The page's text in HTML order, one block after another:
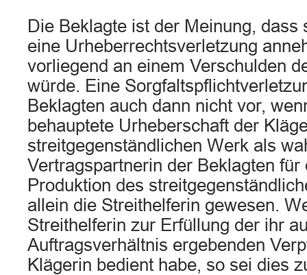
Die Beklagte ist der Meinung, dass
eine Urheberrechtsverletzung
vorliegend an einem Verschulden
würde. Eine
Beklagten auch dann nicht vor,
behauptete Urheberschaft der
streitgegenständlichen Werk als
Vertragspartnerin der Beklagten
Produktion des
allein die Streithelferin gewesen.
Streithelferin zur Erfüllung der ihr
Auftragsverhältnis ergebenden
Klägerin bedient habe, so sei dies